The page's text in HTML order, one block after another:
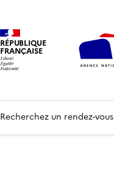
RÉPUBLIQUE
FRANÇAISE
Recherchez un rendez-vous